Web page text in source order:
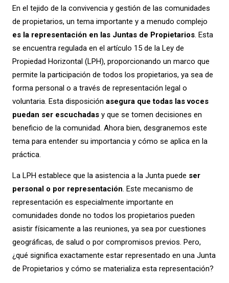
En el tejido de la convivencia y gestión de las comunidades
de propietarios, un tema importante y a menudo complejo
es la representación en las Juntas de Propietarios. Esta
se encuentra regulada en el artículo 15 de la Ley de
Propiedad Horizontal (LPH), proporcionando un marco que
permite la participación de todos los propietarios, ya sea de
forma personal o a través de representación legal o
voluntaria. Esta disposición asegura que todas las voces
puedan ser escuchadasy que se tomen decisiones en
beneficio de la comunidad. Ahora bien, desgranemos este
tema para entender su importancia y cómo se aplica en la
práctica.
La LPH establece que la asistencia a la Junta puede ser
personal o por representación. Este mecanismo de
representación es especialmente importante en
comunidades donde no todos los propietarios pueden
asistir físicamente a las reuniones, ya sea por cuestiones
geográficas, de salud o por compromisos previos. Pero,
¿qué significa exactamente estar representado en una Junta
de Propietarios y cómo se materializa esta representación?